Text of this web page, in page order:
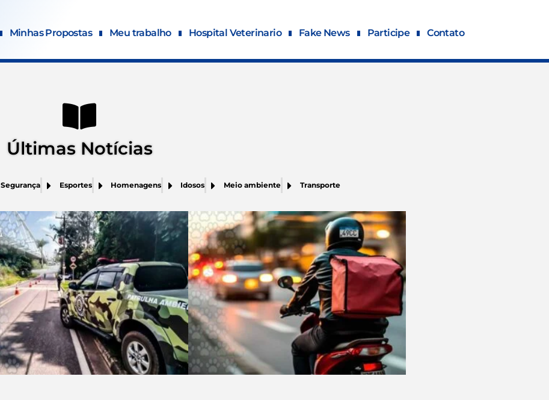
Minhas Propostas Meu trabalho Hospital Veterinario Fake News Participe Contato
Últimas Notícias
Segurança Esportes Homenagens Idosos Meio ambiente Transporte